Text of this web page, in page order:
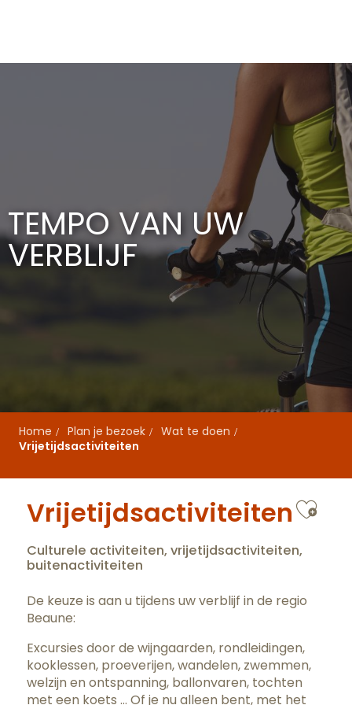
TEMPO VAN UW
VERBLIJF
Home Plan je bezoek
Wat te doen
Vrijetijdsactiviteiten
Vrijetijdsactiviteiten
Culturele activiteiten, vrijetijdsactiviteiten,
buitenactiviteiten
De keuze is aan u tijdens uw verblijf in de regio
Beaune:
Excursies door de wijngaarden, rondleidingen,
kooklessen, proeverijen, wandelen, zwemmen,
welzijn en ontspanning, ballonvaren, tochten
met een koets … Of je nu alleen bent, met het